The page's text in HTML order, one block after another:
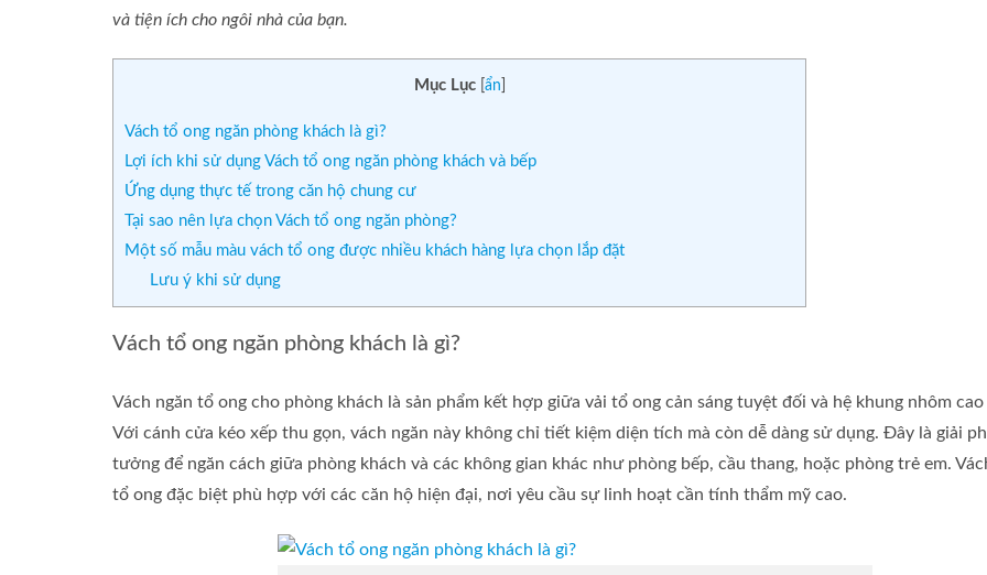
và tiện ích cho ngôi nhà của bạn.
Mục Lục ẩn
Vách tổ ong ngăn phòng khách là gì?
Lợi ích khi sử dụng Vách tổ ong ngăn phòng khách và bếp
Ứng dụng thực tế trong căn hộ chung cư
Tại sao nên lựa chọn Vách tổ ong ngăn phòng?
Một số mẫu màu vách tổ ong được nhiều khách hàng lựa chọn lắp đặt
Lưu ý khi sử dụng
Vách tổ ong ngăn phòng khách là gì?
Vách ngăn tổ ong cho phòng khách là sản phẩm kết hợp giữa vải tổ ong cản sáng tuyệt đối và hệ khung nhôm cao
Với cánh cửa kéo xếp thu gọn, vách ngăn này không chỉ tiết kiệm diện tích mà còn dễ dàng sử dụng. Đây là giải
tưởng để ngăn cách giữa phòng khách và các không gian khác như phòng bếp, cầu thang, hoặc phòng trẻ em.
tổ ong đặc biệt phù hợp với các căn hộ hiện đại, nơi yêu cầu sự linh hoạt cần tính thẩm mỹ cao.